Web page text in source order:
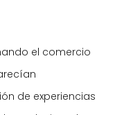
el comercio
de experiencias